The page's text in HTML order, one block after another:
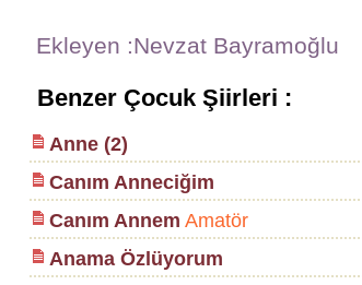
Ekleyen :Nevzat Bayramoğlu
Benzer Çocuk Şiirleri :
Anne (2)
Canım Anneciğim
Canım Annem Amatör
Anama Özlüyorum